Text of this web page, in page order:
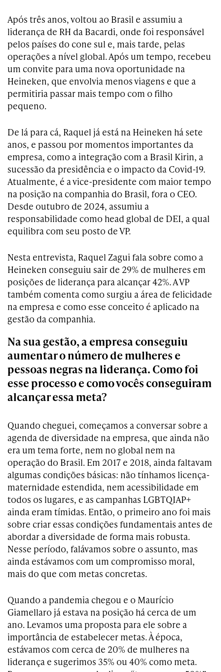
Após três anos, voltou ao Brasil e assumiu a
liderança de RH da Bacardi, onde foi responsável
pelos países do cone sul e, mais tarde, pelas
operações a nível global. Após um tempo, recebeu
um convite para uma nova oportunidade na
Heineken, que envolvia menos viagens e que a
permitiria passar mais tempo com o filho
pequeno.
De lá para cá, Raquel já está na Heineken há sete
anos, e passou por momentos importantes da
empresa, como a integração com a Brasil Kirin, a
sucessão da presidência e o impacto da Covid-19.
Atualmente, é a vice-presidente com maior tempo
na posição na companhia do Brasil, fora o CEO.
Desde outubro de 2024, assumiu a
responsabilidade como head global de DEI, a qual
equilibra com seu posto de VP.
Nesta entrevista, Raquel Zagui fala sobre como a
Heineken conseguiu sair de 29% de mulheres em
posições de liderança para alcançar 42%. A VP
também comenta como surgiu a área de felicidade
na empresa e como esse conceito é aplicado na
gestão da companhia.
Na sua gestão, a empresa conseguiu
aumentar o número de mulheres e
pessoas negras na liderança. Como foi
esse processo e como vocês conseguiram
alcançar essa meta?
Quando cheguei, começamos a conversar sobre a
agenda de diversidade na empresa, que ainda não
era um tema forte, nem no global nem na
operação do Brasil. Em 2017 e 2018, ainda faltavam
algumas condições básicas: não tínhamos licença-
maternidade estendida, nem acessibilidade em
todos os lugares, e as campanhas LGBTQIAP+
ainda eram tímidas. Então, o primeiro ano foi mais
sobre criar essas condições fundamentais antes de
abordar a diversidade de forma mais robusta.
Nesse período, falávamos sobre o assunto, mas
ainda estávamos com um compromisso moral,
mais do que com metas concretas.
Quando a pandemia chegou e o Maurício
Giamellaro já estava na posição há cerca de um
ano. Levamos uma proposta para ele sobre a
importância de estabelecer metas. À época,
estávamos com cerca de 20% de mulheres na
liderança e sugerimos 35% ou 40% como meta.